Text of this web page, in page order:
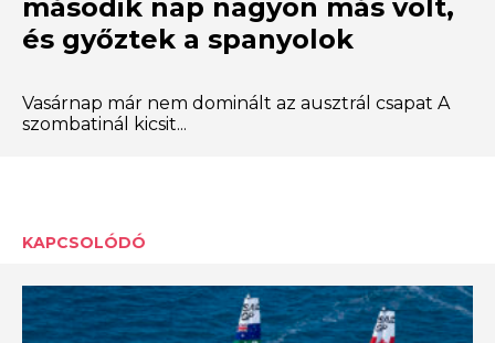
második nap nagyon más volt,
és győztek a spanyolok
Vasárnap már nem dominált az ausztrál csapat A
szombatinál kicsit...
KAPCSOLÓDÓ